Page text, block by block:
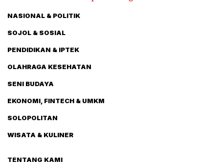
NASIONAL & POLITIK
SOJOL & SOSIAL
PENDIDIKAN & IPTEK
OLAHRAGA KESEHATAN
SENI BUDAYA
EKONOMI, FINTECH & UMKM
SOLOPOLITAN
WISATA & KULINER
TENTANG KAMI